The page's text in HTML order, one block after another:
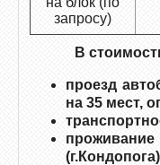
запросу)
В
проезд
на 35 мест,